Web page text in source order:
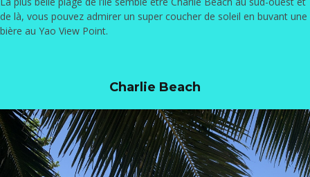
de là, vous pouvez admirer un super coucher de soleil en buvant une
bière au Yao View Point.
Charlie Beach